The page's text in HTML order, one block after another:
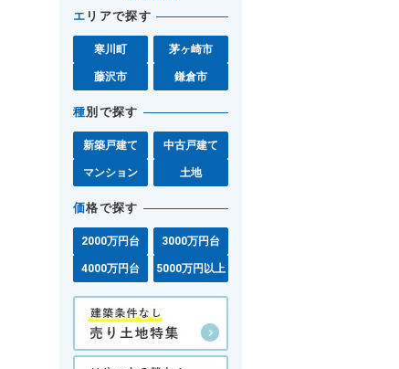
エ リアで探す
寒川町 茅ヶ崎市
藤沢市 鎌倉市
種別で探す
新築戸建て 中古戸建て
マンション 土地
価格で探す
2000万円台 3000万円台
4000万円台 5000万円以上